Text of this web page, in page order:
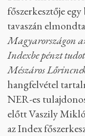
főszerkesztője
tavaszán
Magyarországon
Indexbe pénzt
Mészáros
hangfelvétel
NER-es
előtt Vaszily
az Index